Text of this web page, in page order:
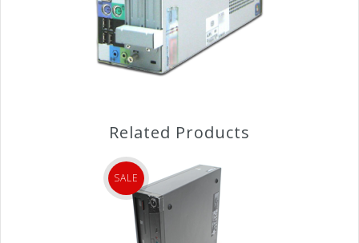
Related Products
SALE